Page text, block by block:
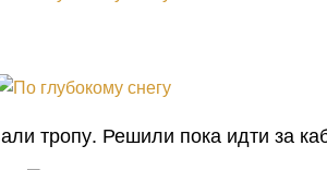
тропу. Решили пока идти за